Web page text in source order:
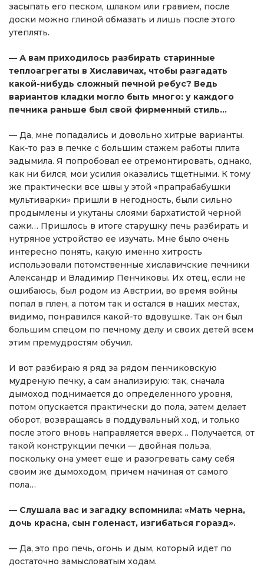
засыпать его песком, шлаком или гравием, после
доски можно глиной обмазать и лишь после этого
утеплять.
— А вам приходилось разбирать старинные
теплоагрегаты в Хиславичах, чтобы разгадать
какой-нибудь сложный печной ребус? Ведь
вариантов кладки могло быть много: у каждого
печника раньше был свой фирменный стиль…
— Да, мне попадались и довольно хитрые варианты.
Как-то раз в печке с большим стажем работы плита
задымила. Я попробовал ее отремонтировать, однако,
как ни бился, мои усилия оказались тщетными. К тому
же практически все швы у этой «прапрабабушки
мультиварки» пришли в негодность, были сильно
продымлены и укутаны слоями бархатистой черной
сажи… Пришлось в итоге старушку печь разбирать и
нутряное устройство ее изучать. Мне было очень
интересно понять, какую именно хитрость
использовали потомственные хиславичские печники
Александр и Владимир Пенчиковы. Их отец, если не
ошибаюсь, был родом из Австрии, во время войны
попал в плен, а потом так и остался в наших местах,
видимо, понравился какой-то вдовушке. Так он был
большим спецом по печному делу и своих детей всем
этим премудростям обучил.
И вот разбираю я ряд за рядом пенчиковскую
мудреную печку, а сам анализирую: так, сначала
дымоход поднимается до определенного уровня,
потом опускается практически до пола, затем делает
оборот, возвращаясь в поддувальный ход, и только
после этого вновь направляется вверх… Получается, от
такой конструкции печки — двойная польза,
поскольку она умеет еще и разогревать саму себя
своим же дымоходом, причем начиная от самого
пола…
— Слушала вас и загадку вспомнила: «Мать черна,
дочь красна, сын голенаст, изгибаться горазд».
— Да, это про печь, огонь и дым, который идет по
достаточно замысловатым ходам.